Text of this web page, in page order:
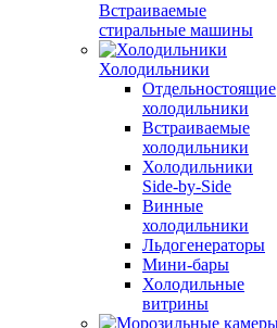
Встраиваемые
стиральные машины
Холодильники
Отдельностоящие
холодильники
Встраиваемые
холодильники
Холодильники
Side-by-Side
Винные
холодильники
Льдогенераторы
Мини-бары
Холодильные
витрины